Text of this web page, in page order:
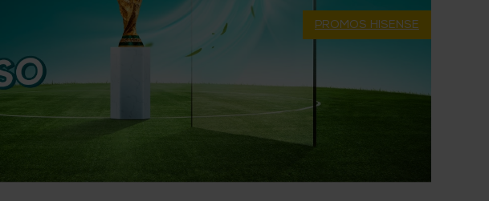
pueden
usar
los
tocar
PROMOS HISENSE